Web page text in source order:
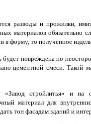
разводы и прожилки,
материалов обязательно
в форму, то полученное
повреждена по
цементной смеси. Такой
стройлитья» и на
материал для
тон фасадам зданий и